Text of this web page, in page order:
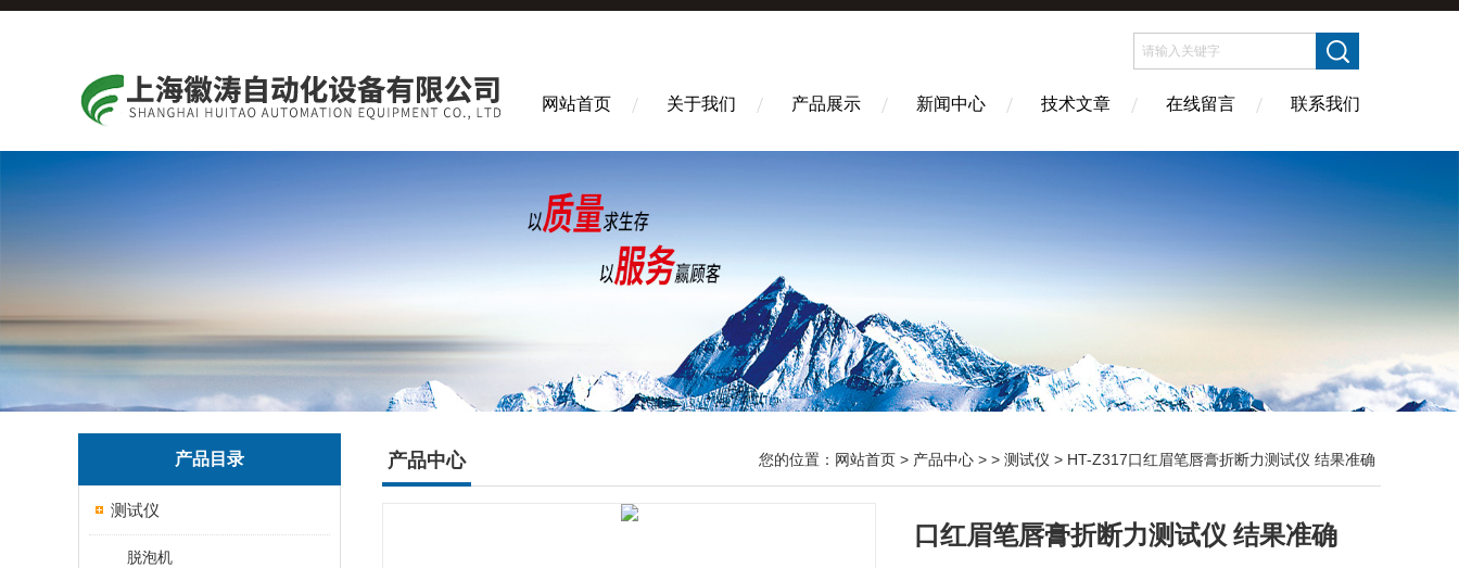
网站首页 关于我们 产品展示 新闻中心 技术文章 在线留言 联系我们
产品目录
测试仪
脱泡机
产品中心 您的位置： 网站首页 > 产品中心 > > 测试仪 > HT-Z317口红眉笔唇膏折断力测试仪 结果准确
口红眉笔唇膏折断力测试仪 结果准确